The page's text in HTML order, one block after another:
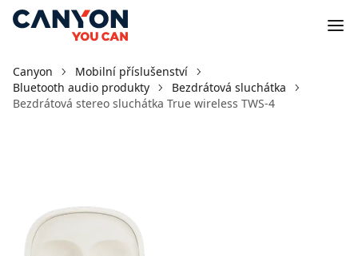
Canyon
Mobilní příslušenství
Bluetooth audio produkty
Bezdrátová sluchátka
Bezdrátová stereo sluchátka True wireless TWS-4